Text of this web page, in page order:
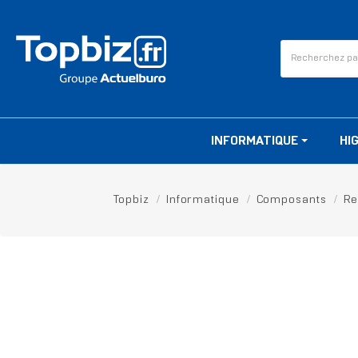
INFORMATIQUE
Topbiz Informatique Composants